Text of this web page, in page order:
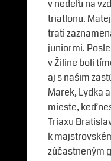
v nedeľu na
triatlonu.
trati
juniormi.
v Žiline boli
aj s našim
Marek, Lydka
mieste, keď
Triaxu
k
zúčastneným